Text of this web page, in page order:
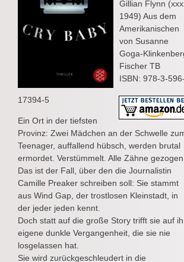
Gillian Flynn
1949) Aus dem
Amerikanischen
von Susanne
Goga-
Fischer TB
ISBN: 978-3-596-
17394-5
Ein Ort in der tiefsten
Provinz: Zwei Mädchen an der Schwelle
Teenager, auffallend hübsch, werden brutal
ermordet. Verstümmelt. Alle Zähne gezogen.
Das ist der Fall, über den die Journalistin
Camille Preaker schreiben soll: Sie stammt
aus Wind Gap, der trostlosen Kleinstadt, in
der jeder jeden kennt.
Doch statt auf die große Story trifft sie auf
eigene dunkle Vergangenheit, die sie nie
losgelassen hat.
Sie wird zurückgeschleudert in die